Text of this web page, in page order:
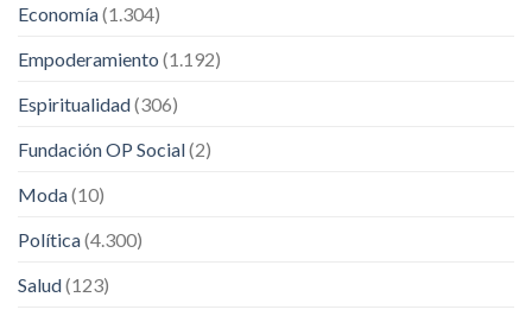
Economía(1.304)
Empoderamiento (1.192)
Espiritualidad(306)
Fundación OP Social(2)
Moda(10)
Política(4.300)
Salud(123)